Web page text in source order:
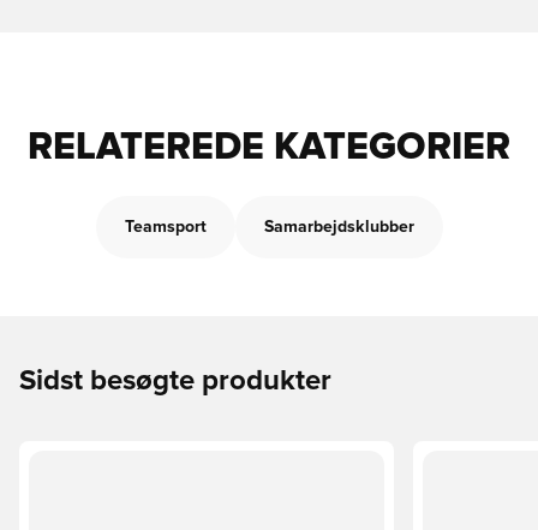
RELATEREDE KATEGORIER
Teamsport Samarbejdsklubber
Sidst besøgte produkter